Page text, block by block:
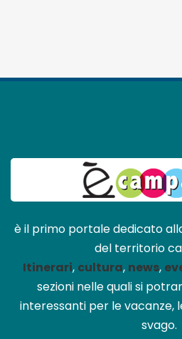
è il primo portale dedicato
del territorio
Itinerari, cultura, news,
sezioni nelle quali si
interessanti per le vacanze,
svago.